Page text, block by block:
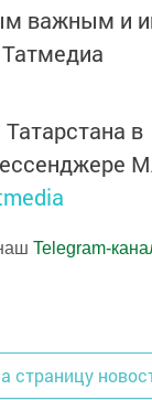
важным и
Татмедиа
в
Telegram-
страницу